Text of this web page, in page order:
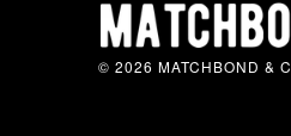
© 2026 MATCHBOND &